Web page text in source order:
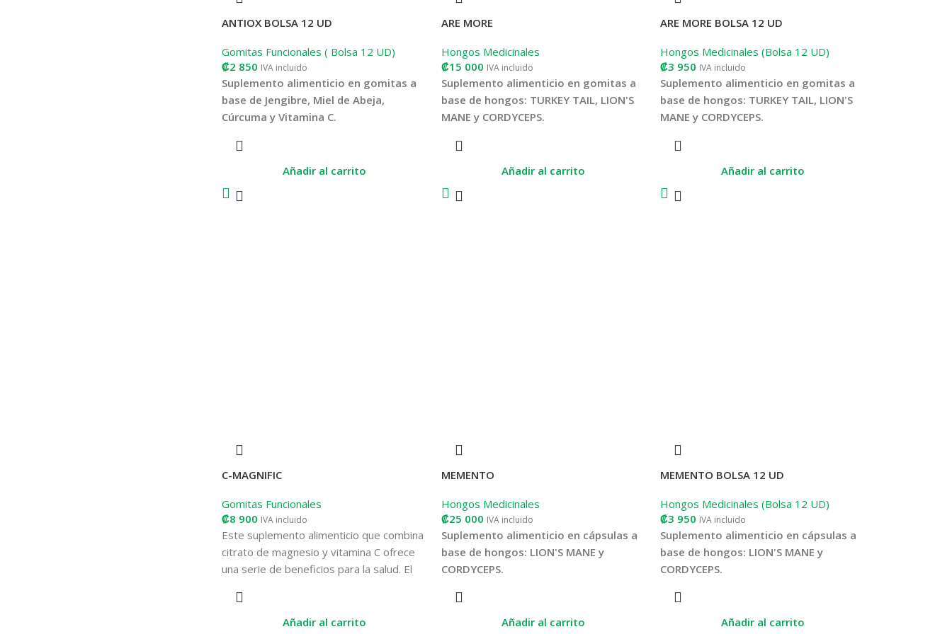
ANTIOX BOLSA 12 UD
Gomitas Funcionales ( Bolsa 12 UD)
₡2 850 IVA incluido
Suplemento alimenticio en gomitas a
base de Jengibre, Miel de Abeja,
Cúrcuma y Vitamina C.
La vitamina C contribuye al
inmunológico.Añadir al carrito
ARE MORE
Hongos Medicinales
₡15 000 IVA incluido
Suplemento alimenticio en gomitas a
base de hongos: TURKEY TAIL, LION'S
MANE y CORDYCEPS.
Refuerza el sistema inmunológico, actúa
antiviral, antialérgico, anticancerígeno,
antitumoral, gastroprotector y
Añadir al carrito
ARE MORE BOLSA 12 UD
Hongos Medicinales (Bolsa 12 UD)
₡3 950 IVA incluido
Suplemento alimenticio en gomitas a
base de hongos: TURKEY TAIL, LION'S
MANE y CORDYCEPS.
Refuerza el sistema inmunológico, actúa
antiviral, antialérgico, anticancerígeno,
antitumoral, gastroprotector y
Añadir al carrito
C-MAGNIFIC
Gomitas Funcionales
₡8 900 IVA incluido
Este suplemento alimenticio que combina
citrato de magnesio y vitamina C ofrece
una serie de beneficios para la salud. El
altamente absorbible de magnesio, que
es crucial para más de 300 procesos en
Añadir al carrito
MEMENTO
Hongos Medicinales
₡25 000 IVA incluido
Suplemento alimenticio en cápsulas a
base de hongos: LION'S MANE y
CORDYCEPS.
Potencia el rendimiento mental y de
declive cognitivo, reduce el estrés,
Añadir al carrito
MEMENTO BOLSA 12 UD
Hongos Medicinales (Bolsa 12 UD)
₡3 950 IVA incluido
Suplemento alimenticio en cápsulas a
base de hongos: LION'S MANE y
CORDYCEPS.
Potencia el rendimiento mental y de
declive cognitivo, reduce el estrés,
Añadir al carrito